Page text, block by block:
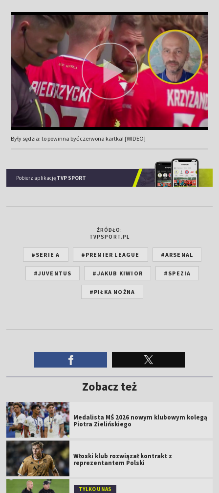
Były sędzia: to powinna być czerwona kartka! [WIDEO]
Pobierz aplikację TVP SPORT
ŹRÓDŁO:
TVPSPORT.PL
#SERIE A #PREMIER LEAGUE #ARSENAL
#JUVENTUS #JAKUB KIWIOR #SPEZIA
#PIŁKA NOŻNA
Zobacz też
Medalista MŚ 2026 nowym klubowym kolegą
Piotra Zielińskiego
Włoski klub rozwiązał kontrakt z
reprezentantem Polski
TYLKO U NAS